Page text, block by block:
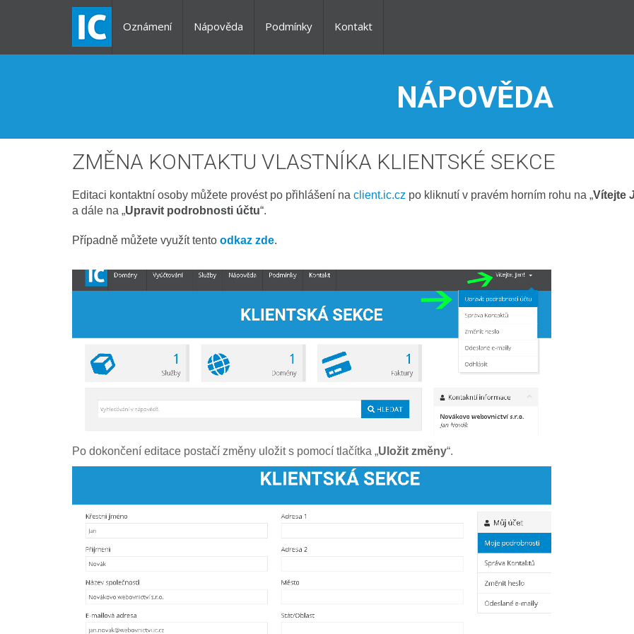
Oznámení Nápověda Podmínky Kontakt
NÁPOVĚDA
ZMĚNA KONTAKTU VLASTNÍKA KLIENTSKÉ SEKCE
Editaci kontaktní osoby můžete provést po přihlášení na client.ic.cz po kliknutí v pravém horním rohu na „Vítejte
a dále na „Upravit podrobnosti účtu“.
Případně můžete využít tento odkaz zde.
Po dokončení editace postačí změny uložit s pomocí tlačítka „Uložit změny“.